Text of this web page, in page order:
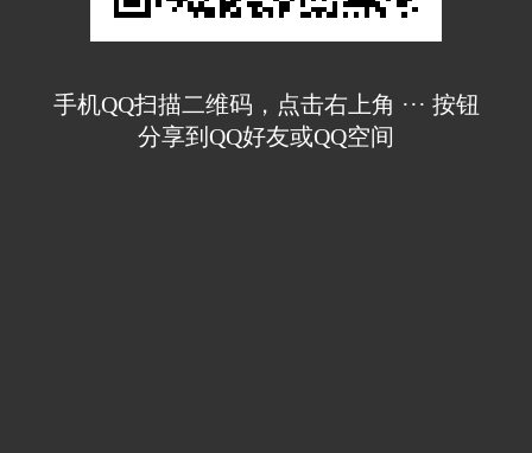
手机QQ扫描二维码，点击右上角 ··· 按钮
分享到QQ好友或QQ空间